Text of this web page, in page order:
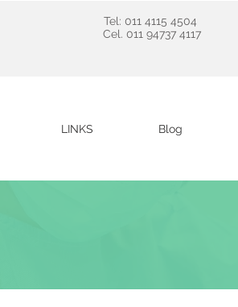
Tel: 011 4115 4504
Cel. 011 94737 4117
LINKS Blog